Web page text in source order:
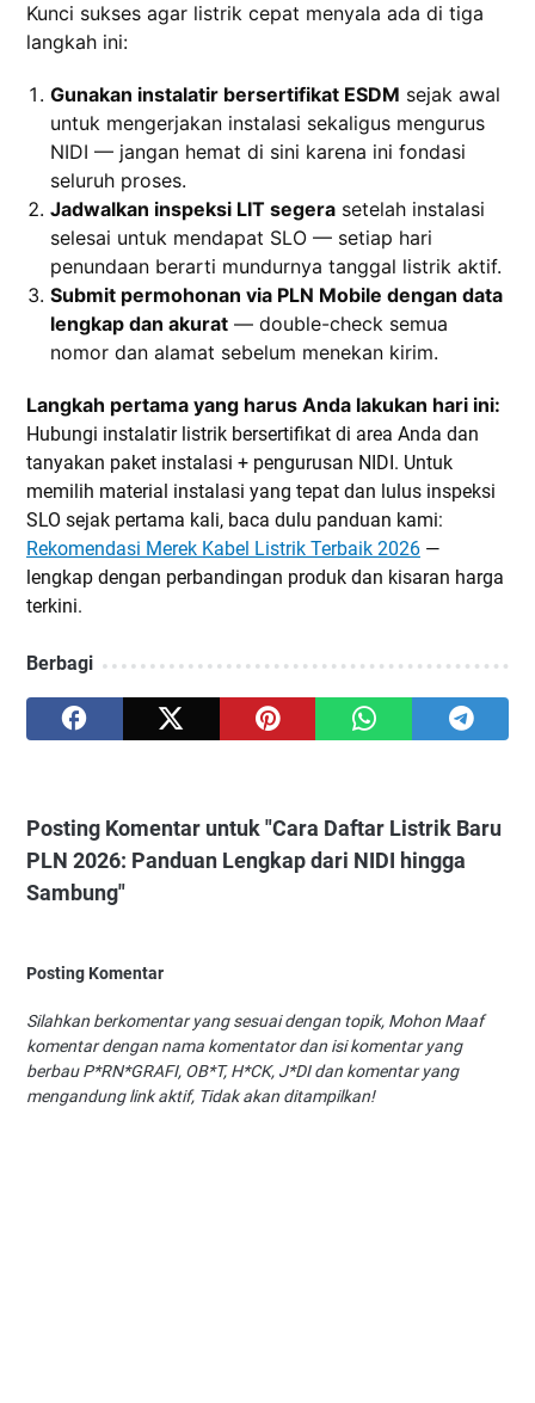
Kunci sukses agar listrik cepat menyala ada di tiga
langkah ini:
Gunakan instalatir bersertifikat ESDM sejak awal
untuk mengerjakan instalasi sekaligus mengurus
NIDI — jangan hemat di sini karena ini fondasi
seluruh proses.
Jadwalkan inspeksi LIT segera setelah instalasi
selesai untuk mendapat SLO — setiap hari
penundaan berarti mundurnya tanggal listrik aktif.
Submit permohonan via PLN Mobile dengan data
lengkap dan akurat — double-check semua
nomor dan alamat sebelum menekan kirim.
Langkah pertama yang harus Anda lakukan hari ini:
Hubungi instalatir listrik bersertifikat di area Anda dan
tanyakan paket instalasi + pengurusan NIDI. Untuk
memilih material instalasi yang tepat dan lulus inspeksi
SLO sejak pertama kali, baca dulu panduan kami:
Rekomendasi Merek Kabel Listrik Terbaik 2026 —
lengkap dengan perbandingan produk dan kisaran harga
terkini.
Berbagi
Posting Komentar untuk "Cara Daftar Listrik Baru
PLN 2026: Panduan Lengkap dari NIDI hingga
Sambung"
Posting Komentar
Silahkan berkomentar yang sesuai dengan topik, Mohon Maaf
komentar dengan nama komentator dan isi komentar yang
berbau P*RN*GRAFI, OB*T, H*CK, J*DI dan komentar yang
mengandung link aktif, Tidak akan ditampilkan!